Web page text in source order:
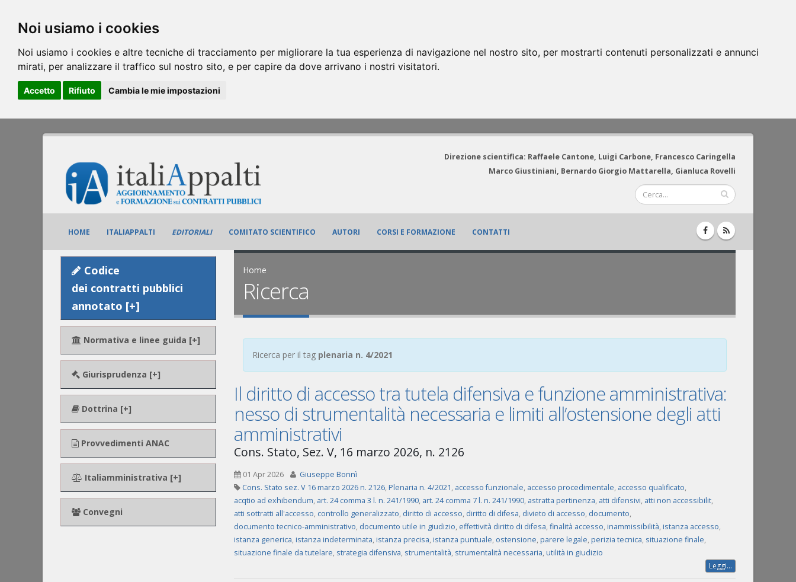
Noi usiamo i cookies
Noi usiamo i cookies e altre tecniche di tracciamento per migliorare la tua esperienza di navigazione nel nostro sito, per mostrarti contenuti personalizzati e annunci
mirati, per analizzare il traffico sul nostro sito, e per capire da dove arrivano i nostri visitatori.
Accetto Rifiuto Cambia le mie impostazioni
Direzione scientifica: Raffaele Cantone, Luigi Carbone, Francesco Caringella
Marco Giustiniani, Bernardo Giorgio Mattarella, Gianluca Rovelli
HOME ITALIAPPALTI EDITORIALI COMITATO SCIENTIFICO AUTORI CORSI E FORMAZIONE CONTATTI
Codice
dei contratti pubblici
annotato [+]
Normativa e linee guida [+]
Giurisprudenza [+]
Dottrina [+]
Provvedimenti ANAC
Italiamministrativa [+]
Convegni
Home
Ricerca
Ricerca per il tag plenaria n. 4/2021
Il diritto di accesso tra tutela difensiva e funzione amministrativa:
nesso di strumentalità necessaria e limiti all’ostensione degli atti
amministrativi
Cons. Stato, Sez. V, 16 marzo 2026, n. 2126
01 Apr 2026
Giuseppe Bonnì
Cons. Stato sez. V 16 marzo 2026 n. 2126,Plenaria n. 4/2021, accesso funzionale, accesso procedimentale, accesso qualificato,
acqtio ad exhibendum, art. 24 comma 3 l. n. 241/1990, art. 24 comma 7 l. n. 241/1990, astratta pertinenza, atti difensivi, atti non accessibilit,
atti sottratti all'accesso, controllo generalizzato, diritto di accesso, diritto di difesa, divieto di accesso, documento,
documento tecnico-amministrativo, documento utile in giudizio, effettività diritto di difesa,finalità accesso,inammissibilità,istanza accesso,
istanza generica,istanza indeterminata,istanza precisa,istanza puntuale, ostensione,parere legale,perizia tecnica, situazione finale,
situazione finale da tutelare, strategia difensiva, strumentalità, strumentalità necessaria,utilità in giudizio
Leggi...